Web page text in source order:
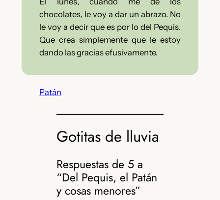
chocolates, le voy a dar un abrazo. No
le voy a decir que es por lo del Pequis.
Que crea simplemente que le estoy
dando las gracias efusivamente.
Patán
Gotitas de lluvia
Respuestas de 5 a
“Del Pequis, el Patán
y cosas menores”